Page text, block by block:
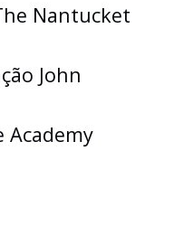
Nantucket
John
Academy